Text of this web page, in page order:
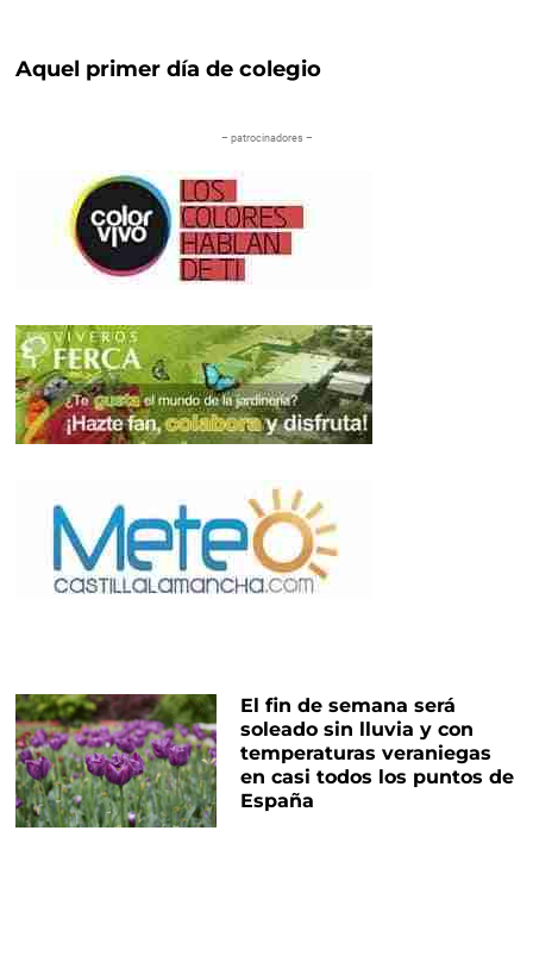
Aquel primer día de colegio
– patrocinadores –
El fin de semana será
soleado sin lluvia y con
temperaturas veraniegas
en casi todos los puntos de
España